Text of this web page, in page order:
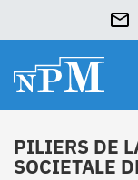
PILIERS DE
SOCIETALE